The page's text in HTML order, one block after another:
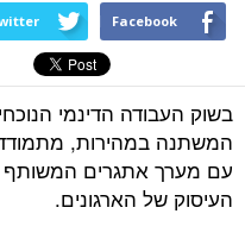
Facebook
בשוק העבודה הדינמי
המשתנה במהירות,
עם מערך אתגרים המשותף
העיסוק של הארגונים.